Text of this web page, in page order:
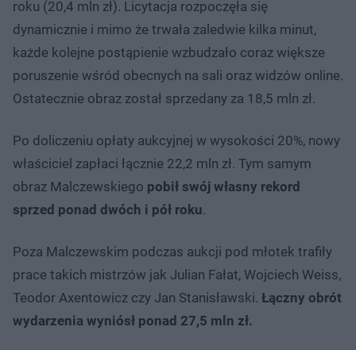
roku (20,4 mln zł). Licytacja rozpoczęła się
dynamicznie i mimo że trwała zaledwie kilka minut,
każde kolejne postąpienie wzbudzało coraz większe
poruszenie wśród obecnych na sali oraz widzów online.
Ostatecznie obraz został sprzedany za 18,5 mln zł.
Po doliczeniu opłaty aukcyjnej w wysokości 20%, nowy
właściciel zapłaci łącznie 22,2 mln zł. Tym samym
obraz Malczewskiego pobił swój własny rekord
sprzed ponad dwóch i pół roku.
Poza Malczewskim podczas aukcji pod młotek trafiły
prace takich mistrzów jak Julian Fałat, Wojciech Weiss,
Teodor Axentowicz czy Jan Stanisławski. Łączny obrót
wydarzenia wyniósł ponad 27,5 mln zł.